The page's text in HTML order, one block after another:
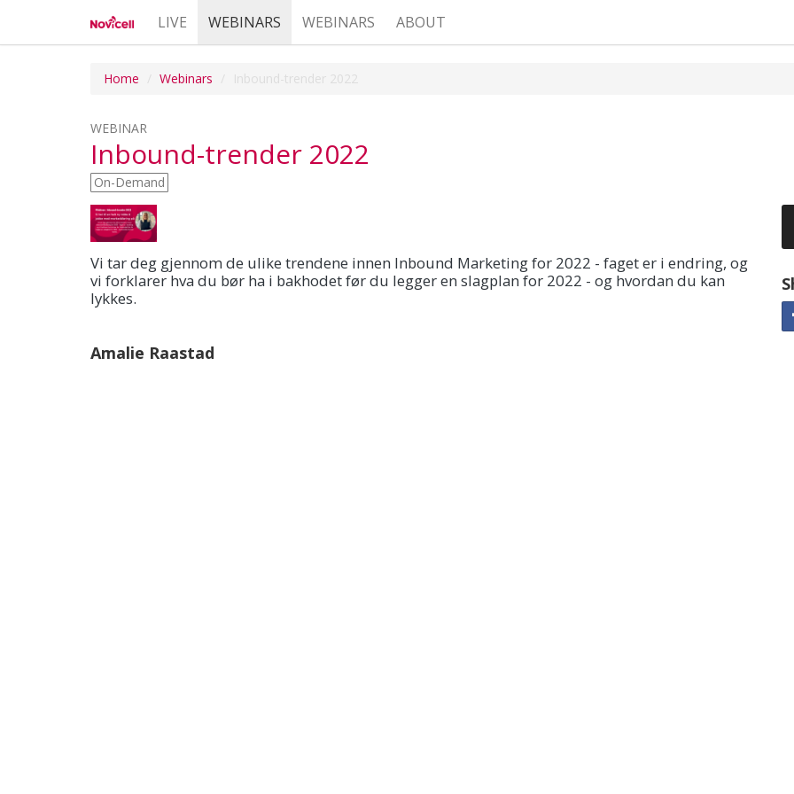
LIVE WEBINARS WEBINARS ABOUT
Home Webinars Inbound-trender 2022
WEBINAR
Inbound-trender 2022
On-Demand
Vi tar deg gjennom de ulike trendene innen Inbound Marketing for 2022 - faget er i endring, og
vi forklarer hva du bør ha i bakhodet før du legger en slagplan for 2022 - og hvordan du kan
lykkes.
Amalie Raastad